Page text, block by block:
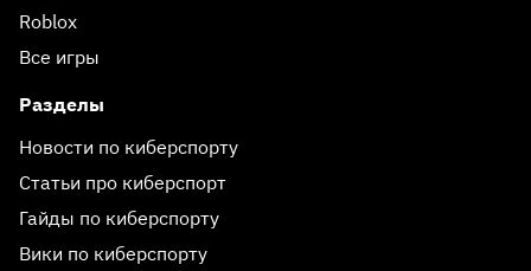
Roblox
Все игры
Разделы
Новости по киберспорту
Статьи про киберспорт
Гайды по киберспорту
Вики по киберспорту